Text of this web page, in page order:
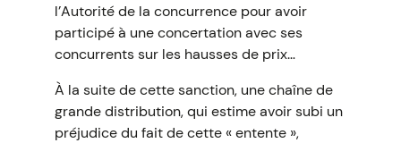
l’Autorité de la concurrence pour avoir
participé à une concertation avec ses
concurrents sur les hausses de prix…
À la suite de cette sanction, une chaîne de
grande distribution, qui estime avoir subi un
préjudice du fait de cette « entente »,